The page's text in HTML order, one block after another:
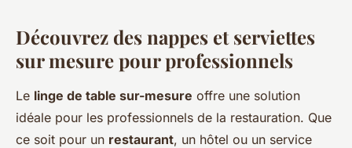
Découvrez des nappes et serviettes
sur mesure pour professionnels
Le linge de table sur-mesure offre une solution
idéale pour les professionnels de la restauration. Que
ce soit pour un restaurant, un hôtel ou un service